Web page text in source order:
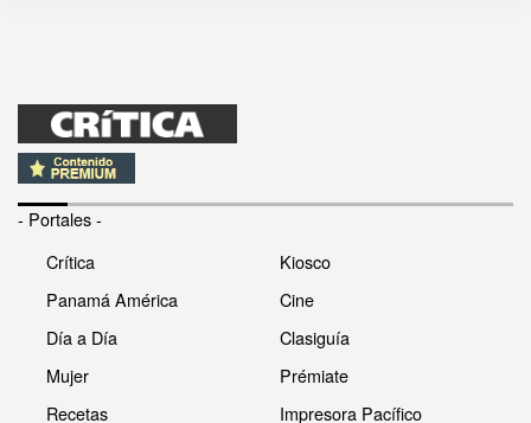
- Portales -
Crítica
Panamá América
Día a Día
Mujer
Recetas
Kiosco
Cine
Clasiguía
Prémiate
Impresora Pacífico